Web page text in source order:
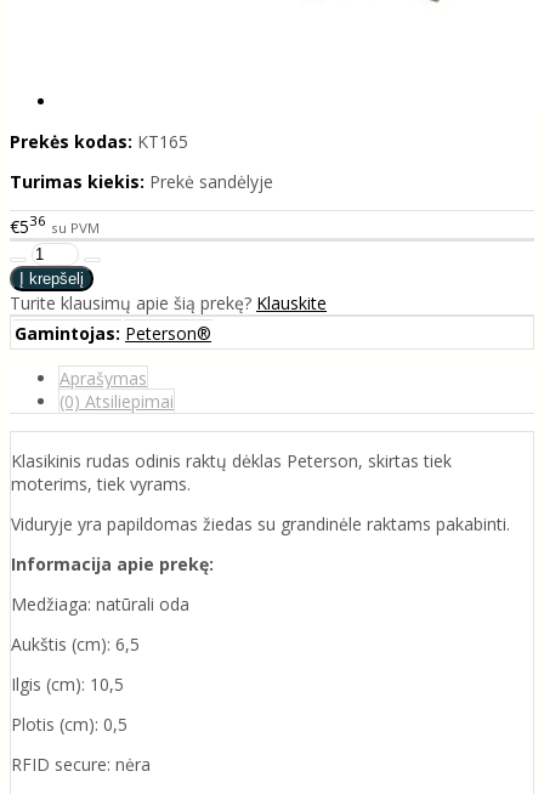
Prekės kodas: KT165
Turimas kiekis: Prekė sandėlyje
€536 su PVM
Turite klausimų apie šią prekę? Klauskite
Gamintojas: Peterson®
Aprašymas
(0) Atsiliepimai
Klasikinis rudas odinis raktų dėklas Peterson, skirtas tiek
moterims, tiek vyrams.
Viduryje yra papildomas žiedas su grandinėle raktams pakabinti.
Informacija apie prekę:
Medžiaga: natūrali oda
Aukštis (cm): 6,5
Ilgis (cm): 10,5
Plotis (cm): 0,5
RFID secure: nėra